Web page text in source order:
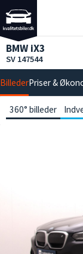
BMW iX3
SV 147544
BillederPriser &
360° billeder